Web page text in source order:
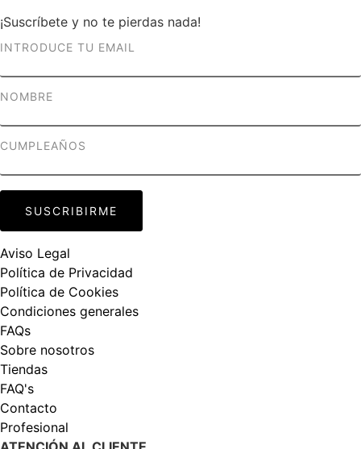
¡Suscríbete y no te pierdas nada!
Aviso Legal
Política de Privacidad
Política de Cookies
Condiciones generales
FAQs
Sobre nosotros
Tiendas
FAQ's
Contacto
Profesional